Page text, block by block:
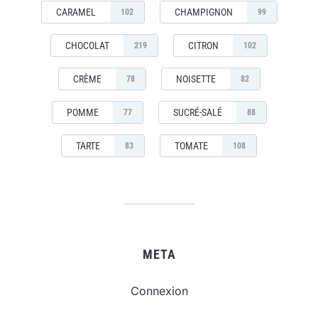
CARAMEL 102 CHAMPIGNON 99
CHOCOLAT 219 CITRON 102
CRÈME 78 NOISETTE 82
POMME 77 SUCRÉ-SALÉ 88
TARTE 83 TOMATE 108
META
Connexion